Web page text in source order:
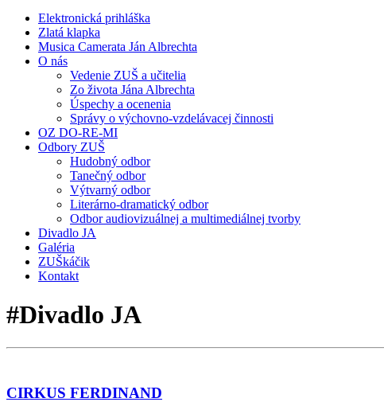
Elektronická prihláška
Zlatá klapka
Musica Camerata Ján Albrechta
O nás
Vedenie ZUŠ a učitelia
Zo života Jána Albrechta
Úspechy a ocenenia
Správy o výchovno-vzdelávacej činnosti
OZ DO-RE-MI
Odbory ZUŠ
Hudobný odbor
Tanečný odbor
Výtvarný odbor
Literárno-dramatický odbor
Odbor audiovizuálnej a multimediálnej tvorby
Divadlo JA
Galéria
ZUŠkáčik
Kontakt
#Divadlo JA
CIRKUS FERDINAND